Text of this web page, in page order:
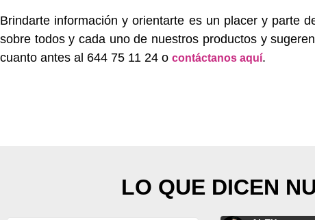
Brindarte información y orientarte es un placer y parte
sobre todos y cada uno de nuestros productos y
cuanto antes al 644 75 11 24 o contáctanos aquí.
LO QUE DICEN